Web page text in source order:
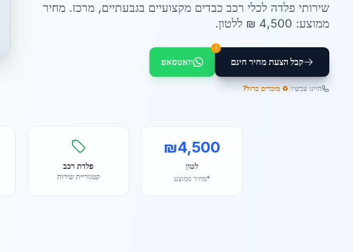
שירותי פלדה לכלי רכב כבדים מקצועיים בגבעתיים, מרכז. מחיר
ממוצע: 4,500 ₪ ללטון.
קבל הצעת מחיר חינם
!
וואטסאפ
חייגו עכשיו ♻️ מוכרים ברזל?
₪4,500
לטון
*מחיר ממוצע
פלדת רכב
קטגוריית שירות